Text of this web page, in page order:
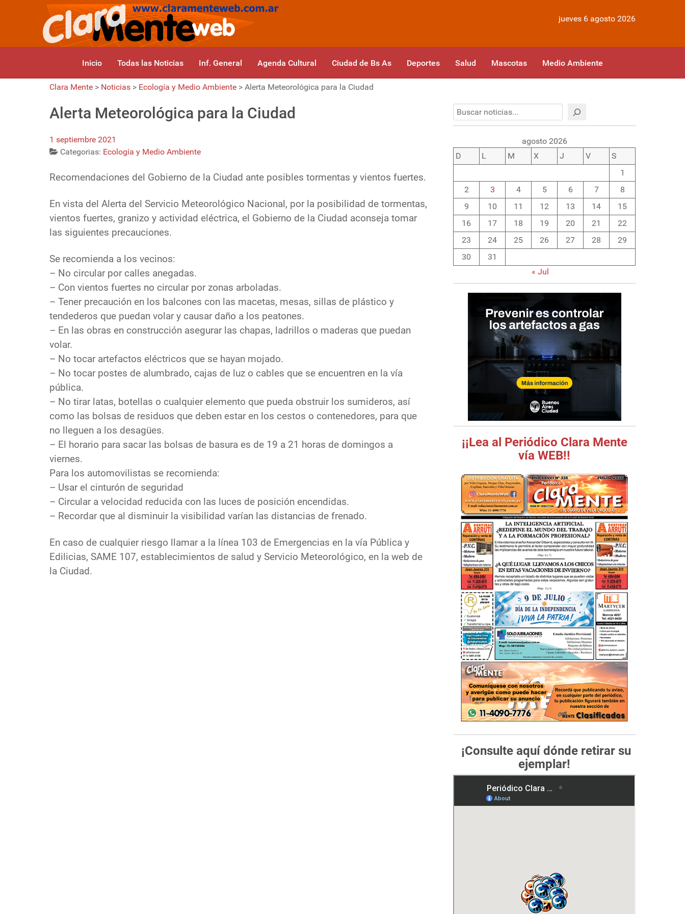
jueves 6 agosto 2026
Inicio Todas las Noticias Inf. General Agenda Cultural Ciudad de Bs As Deportes Salud Mascotas Medio Ambiente
Clara Mente > Noticias > Ecología y Medio Ambiente > Alerta Meteorológica para la Ciudad
Alerta Meteorológica para la Ciudad
1 septiembre 2021
Categorias: Ecología y Medio Ambiente
Recomendaciones del Gobierno de la Ciudad ante posibles tormentas y vientos fuertes.
En vista del Alerta del Servicio Meteorológico Nacional, por la posibilidad de tormentas,
vientos fuertes, granizo y actividad eléctrica, el Gobierno de la Ciudad aconseja tomar
las siguientes precauciones.
Se recomienda a los vecinos:
– No circular por calles anegadas.
– Con vientos fuertes no circular por zonas arboladas.
– Tener precaución en los balcones con las macetas, mesas, sillas de plástico y
tendederos que puedan volar y causar daño a los peatones.
– En las obras en construcción asegurar las chapas, ladrillos o maderas que puedan
volar.
– No tocar artefactos eléctricos que se hayan mojado.
– No tocar postes de alumbrado, cajas de luz o cables que se encuentren en la vía
pública.
– No tirar latas, botellas o cualquier elemento que pueda obstruir los sumideros, así
como las bolsas de residuos que deben estar en los cestos o contenedores, para que
no lleguen a los desagües.
– El horario para sacar las bolsas de basura es de 19 a 21 horas de domingos a
viernes.
Para los automovilistas se recomienda:
– Usar el cinturón de seguridad
– Circular a velocidad reducida con las luces de posición encendidas.
– Recordar que al disminuir la visibilidad varían las distancias de frenado.
En caso de cualquier riesgo llamar a la línea 103 de Emergencias en la vía Pública y
Edilicias, SAME 107, establecimientos de salud y Servicio Meteorológico, en la web de
la Ciudad.
agosto 2026
D
L M X J V
S
1
2
3 4 5 6 7
8
9
10 11 12 13 14
15
16
17 18 19 20 21
22
23
24 25 26 27 28
29
30
31
« Jul
¡¡Lea al Periódico Clara Mente
vía WEB!!
¡Consulte aquí dónde retirar su
ejemplar!